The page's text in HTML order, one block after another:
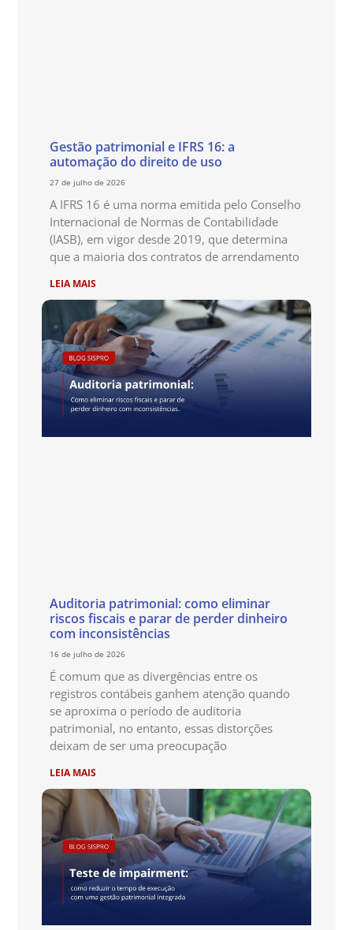
Gestão patrimonial e IFRS 16: a
automação do direito de uso
27 de julho de 2026
A IFRS 16 é uma norma emitida pelo Conselho
Internacional de Normas de Contabilidade
(IASB), em vigor desde 2019, que determina
que a maioria dos contratos de arrendamento
LEIA MAIS
Auditoria patrimonial: como eliminar
riscos fiscais e parar de perder dinheiro
com inconsistências
16 de julho de 2026
É comum que as divergências entre os
registros contábeis ganhem atenção quando
se aproxima o período de auditoria
patrimonial, no entanto, essas distorções
deixam de ser uma preocupação
LEIA MAIS